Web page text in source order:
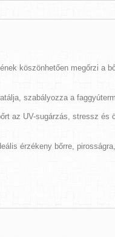
köszönhetően megőrzi a
szabályozza a
az UV-sugárzás, stressz és
érzékeny bőrre,